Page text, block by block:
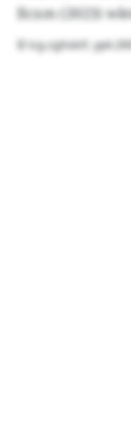
Ilcxm (2023)
© lcg-zghsktf,